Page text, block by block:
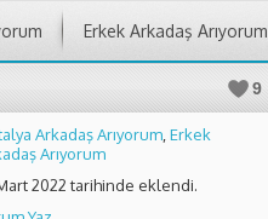
Erkek Arkadaş Arıyorum
9
Arkadaş Arıyorum Erkek
Arıyorum
2022 tarihinde eklendi.